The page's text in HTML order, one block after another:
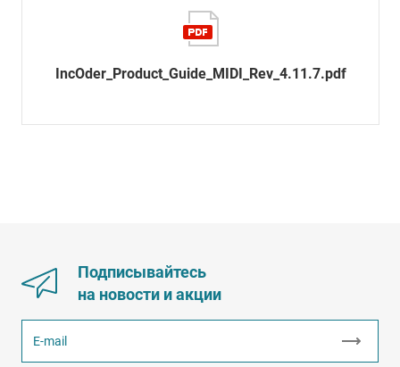
IncOder_Product_Guide_MIDI_Rev_4.11.7.pdf
Подписывайтесь
на новости и акции